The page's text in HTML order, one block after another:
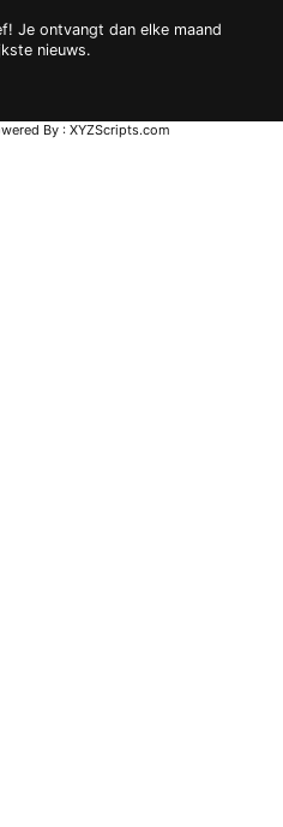
Je ontvangt dan elke maand
nieuws.
By : XYZScripts.com